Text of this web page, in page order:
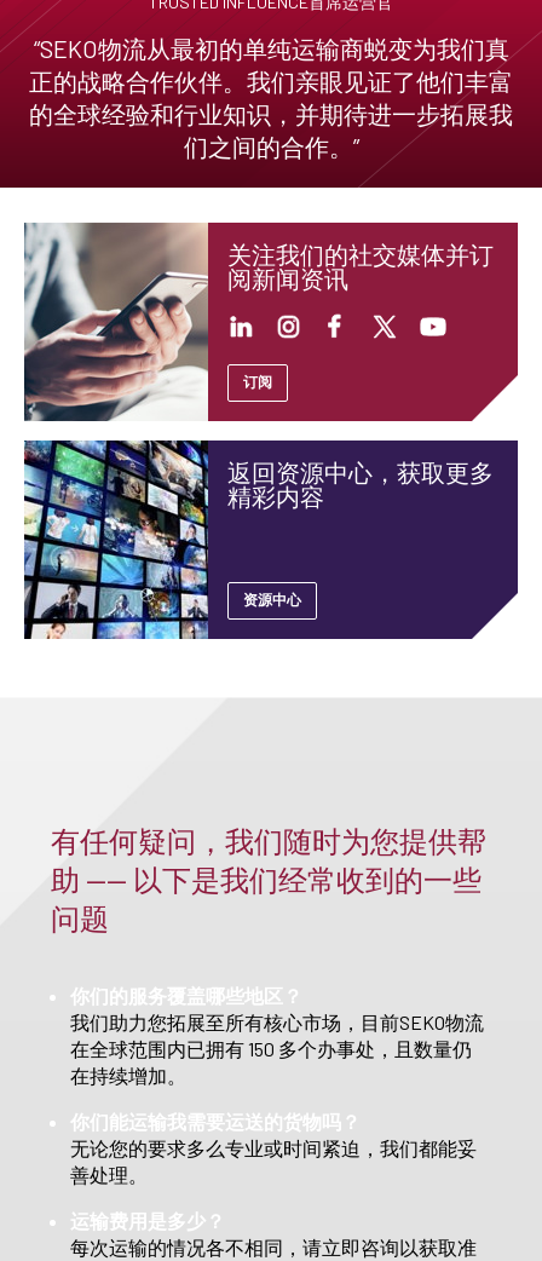
“SEKO物流从最初的单纯运输商蜕变为我们真
正的战略合作伙伴。我们亲眼见证了他们丰富
的全球经验和行业知识，并期待进一步拓展我
们之间的合作。”
关注我们的社交媒体并订
阅新闻资讯
订阅
返回资源中心，获取更多
精彩内容
资源中心
有任何疑问，我们随时为您提供帮
助 —— 以下是我们经常收到的一些
问题
你们的服务覆盖哪些地区？
我们助力您拓展至所有核心市场，目前SEKO物流
在全球范围内已拥有 150 多个办事处，且数量仍
在持续增加。
你们能运输我需要运送的货物吗？
无论您的要求多么专业或时间紧迫，我们都能妥
善处理。
运输费用是多少？
每次运输的情况各不相同，请立即咨询以获取准